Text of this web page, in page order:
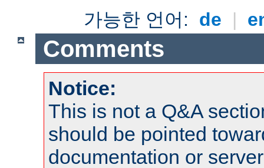
가능한 언어: de |
Comments
Notice:
This is not a Q&A
should be pointed
documentation or